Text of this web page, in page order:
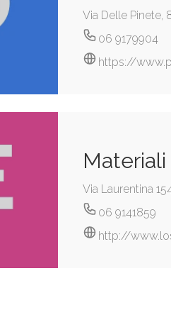
Via Delle Pinete,
06 9179904
https://
Via Laurentina
06 9141859
http://